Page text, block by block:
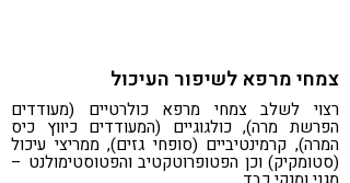
צמחי מרפא לשיפור העיכול
רצוי לשלב צמחי מרפא כולרטיים (מעודדים
הפרשת מרה), כולגוגיים (המעודדים כיווץ כיס
המרה), קרמינטיביים (סופחי גזים), ממריצי עיכול
(סטומקיק) וכן הפטופרוטקטיב והפטוסטימולנט –